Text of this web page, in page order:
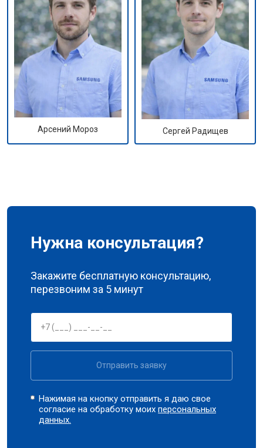
Арсений Мороз Сергей Радищев
Нужна консультация?
Закажите бесплатную консультацию,
перезвоним за 5 минут
Отправить заявку
Нажимая на кнопку отправить я даю свое
согласие на обработку моихперсональных
данных.